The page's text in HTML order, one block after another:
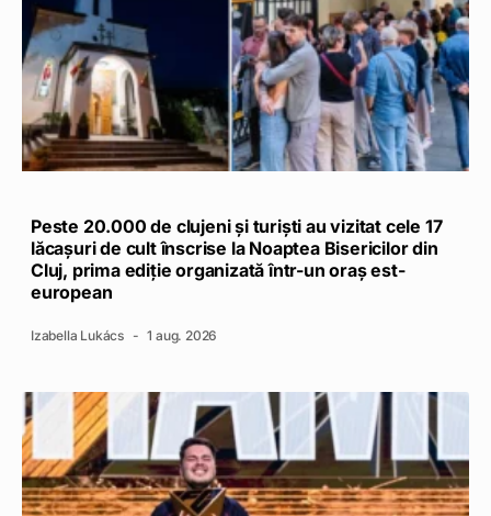
Peste 20.000 de clujeni și turiști au vizitat cele 17
lăcașuri de cult înscrise la Noaptea Bisericilor din
Cluj, prima ediție organizată într-un oraș est-
european
Izabella Lukács 1 aug. 2026